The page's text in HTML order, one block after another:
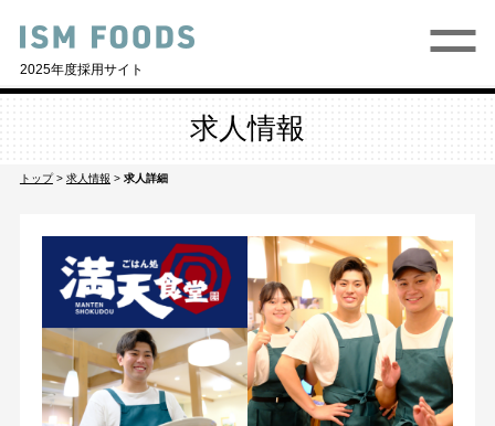
2025年度採用サイト
求人情報
トップ> 求人情報 > 求人詳細